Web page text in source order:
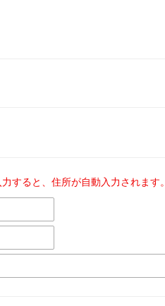
すると、住所が自動入力されます。